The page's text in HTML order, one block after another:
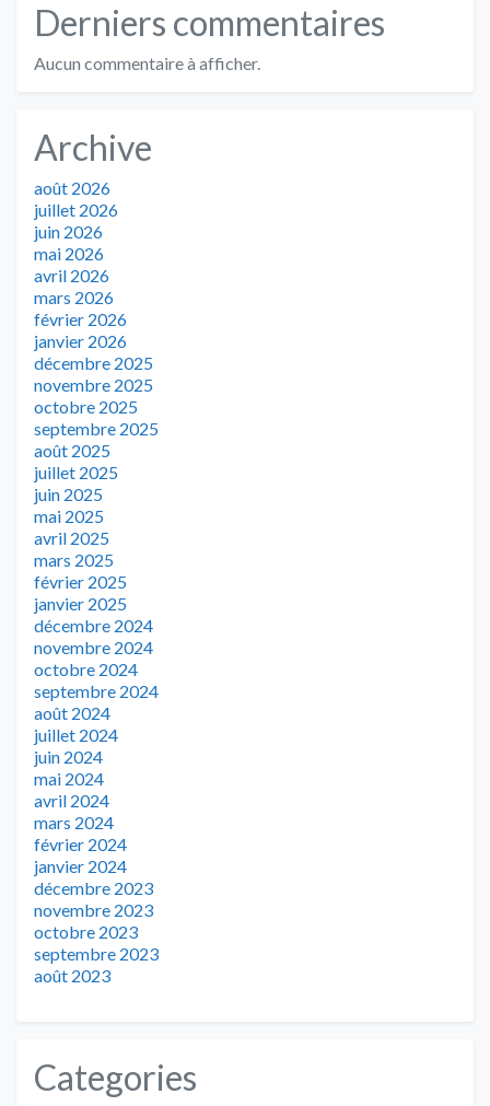
Derniers commentaires
Aucun commentaire à afficher.
Archive
août 2026
juillet 2026
juin 2026
mai 2026
avril 2026
mars 2026
février 2026
janvier 2026
décembre 2025
novembre 2025
octobre 2025
septembre 2025
août 2025
juillet 2025
juin 2025
mai 2025
avril 2025
mars 2025
février 2025
janvier 2025
décembre 2024
novembre 2024
octobre 2024
septembre 2024
août 2024
juillet 2024
juin 2024
mai 2024
avril 2024
mars 2024
février 2024
janvier 2024
décembre 2023
novembre 2023
octobre 2023
septembre 2023
août 2023
Categories